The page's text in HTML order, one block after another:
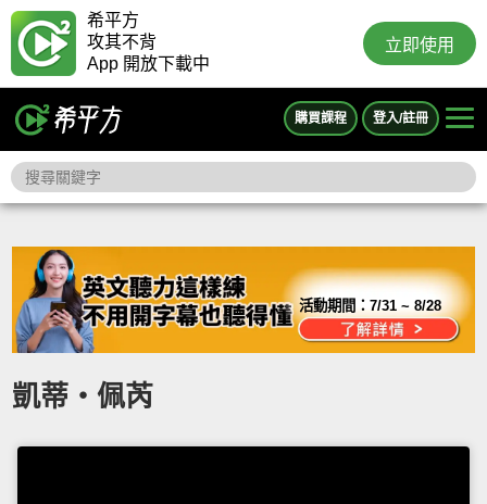
希平方
攻其不背
App 開放下載中
立即使用
購買課程 登入/註冊
活動期間：7/31 ~ 8/28
凱蒂‧佩芮